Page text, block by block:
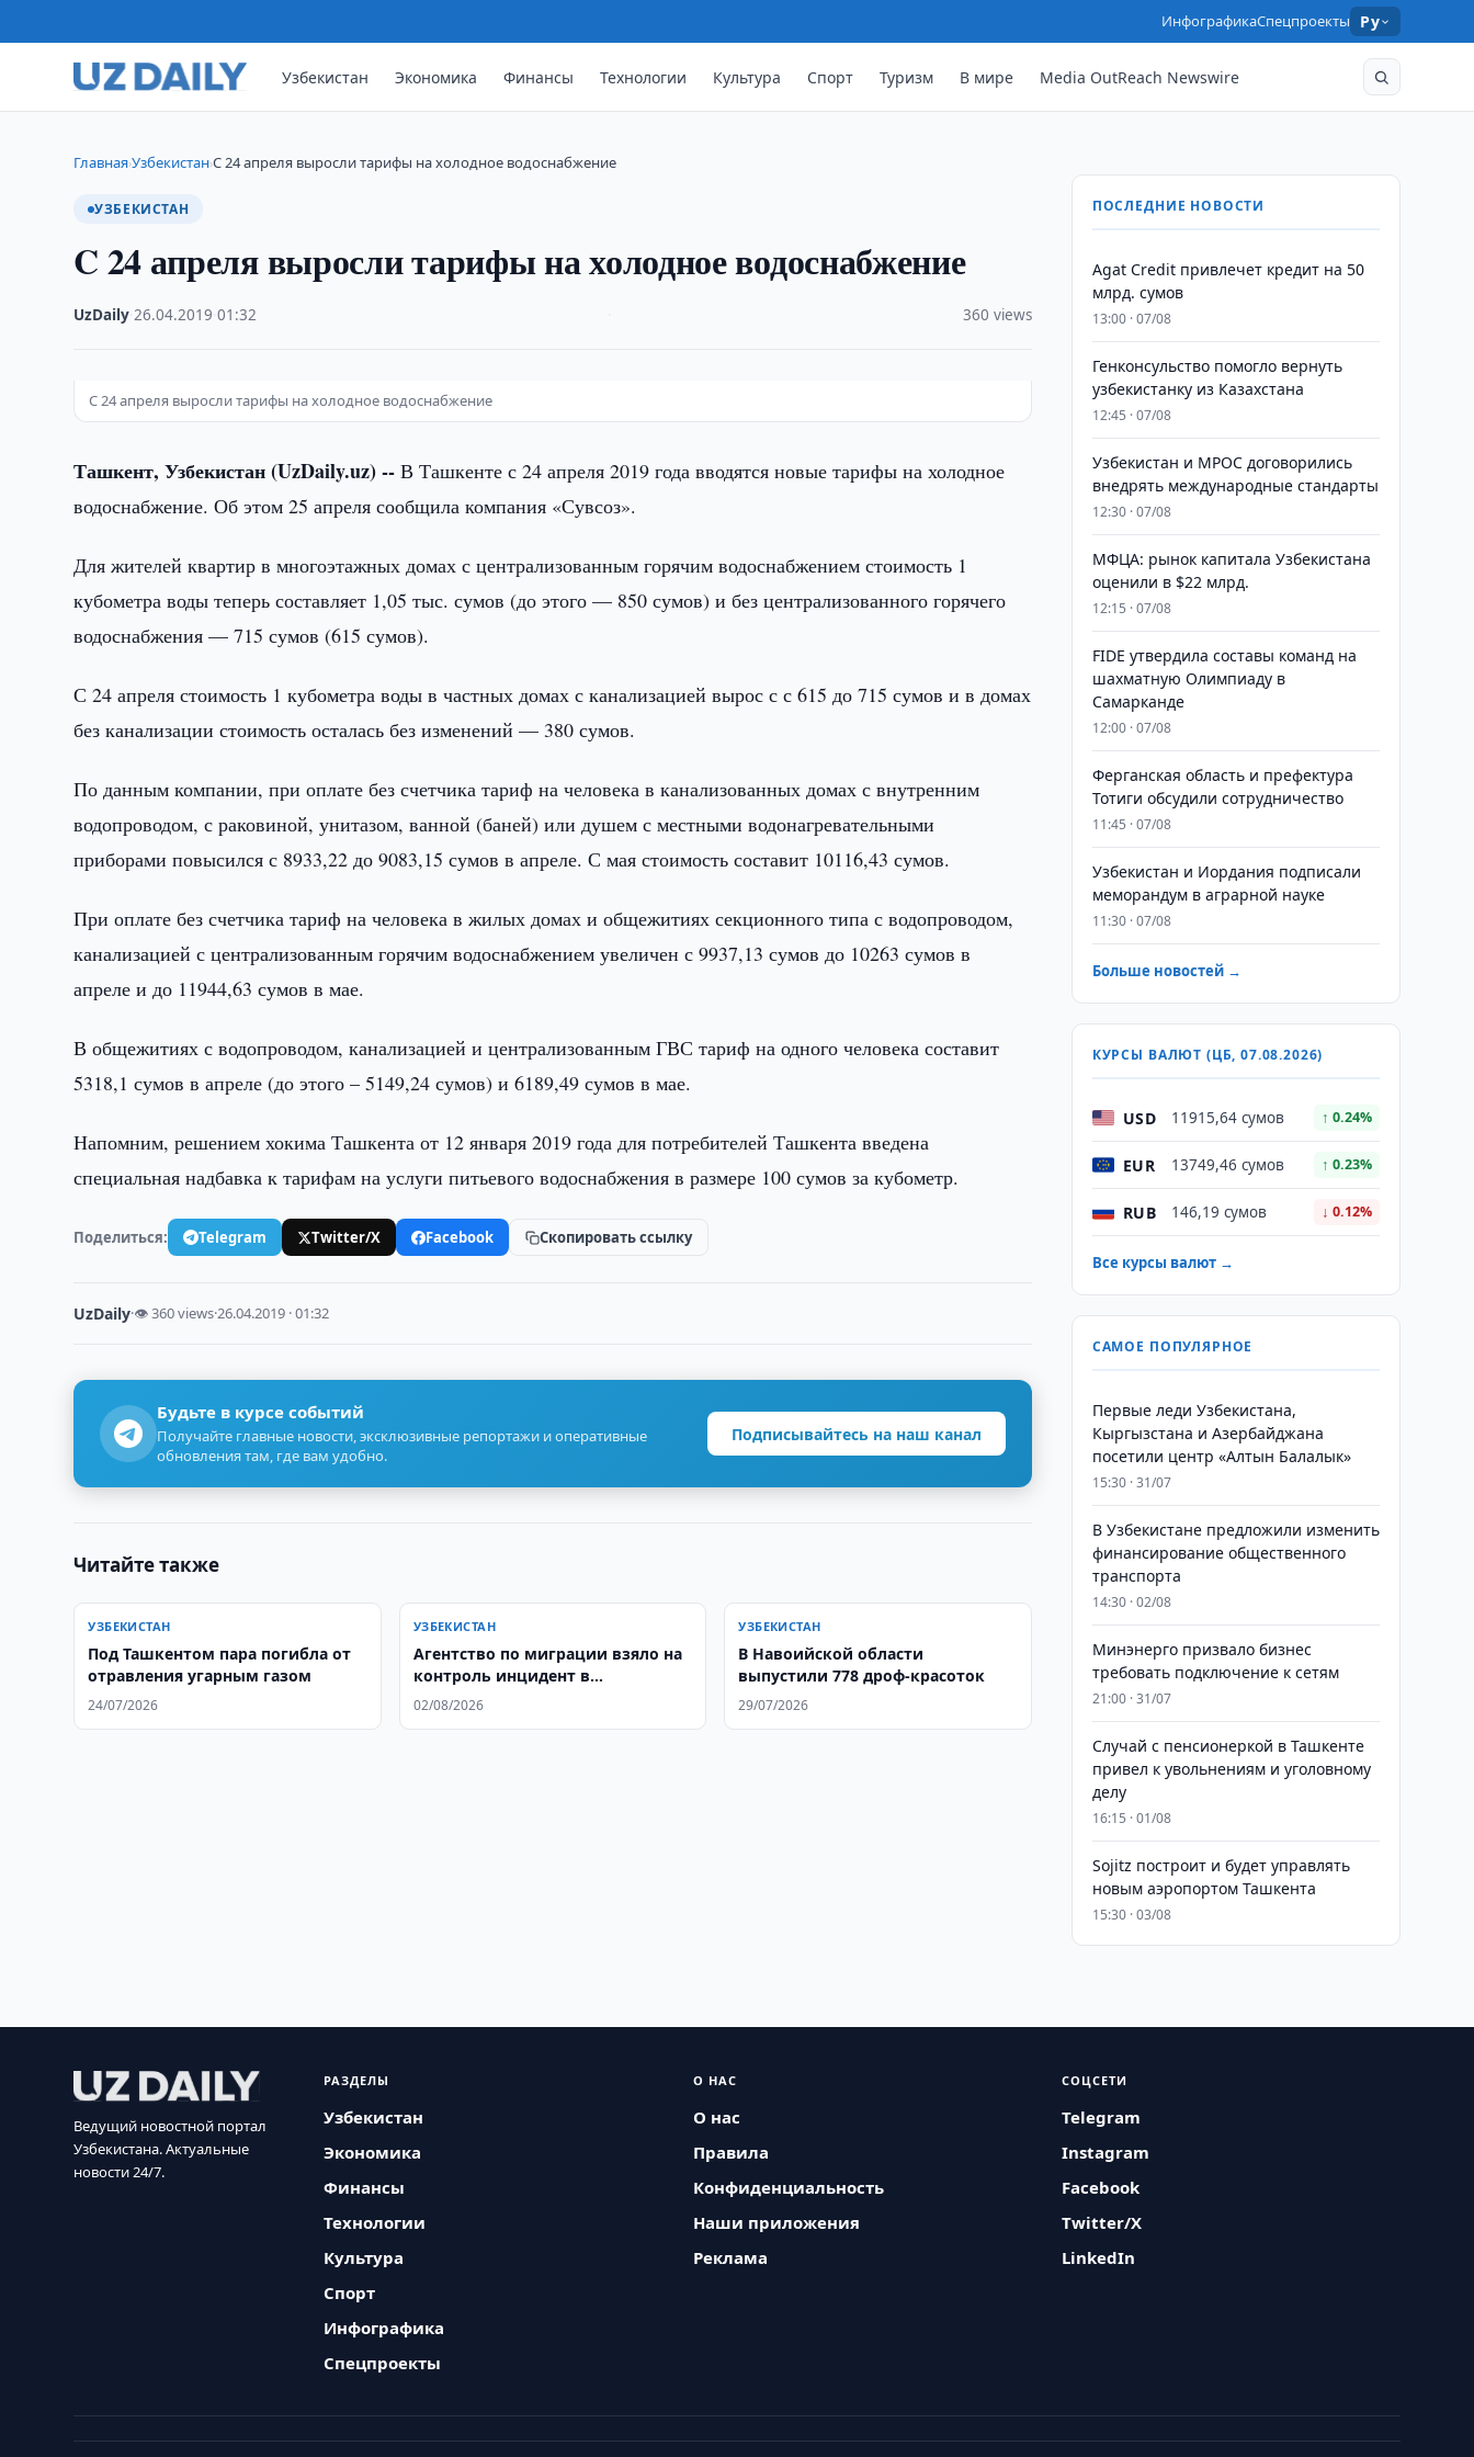
ИнфографикаСпецпроекты Ру
Узбекистан Экономика Финансы Технологии Культура Спорт Туризм В мире Media OutReach Newswire
Главная›Узбекистан›C 24 апреля выросли тарифы на холодное водоснабжение
УЗБЕКИСТАН
C 24 апреля выросли тарифы на холодное водоснабжение
UzDaily ·26.04.2019 ·01:32 360 views
C 24 апреля выросли тарифы на холодное водоснабжение
Ташкент, Узбекистан (UzDaily.uz) -- В Ташкенте с 24 апреля 2019 года вводятся новые тарифы на холодное
водоснабжение. Об этом 25 апреля сообщила компания «Сувсоз».
Для жителей квартир в многоэтажных домах с централизованным горячим водоснабжением стоимость 1
кубометра воды теперь составляет 1,05 тыс. сумов (до этого — 850 сумов) и без централизованного горячего
водоснабжения — 715 сумов (615 сумов).
С 24 апреля стоимость 1 кубометра воды в частных домах с канализацией вырос с с 615 до 715 сумов и в домах
без канализации стоимость осталась без изменений — 380 сумов.
По данным компании, при оплате без счетчика тариф на человека в канализованных домах с внутренним
водопроводом, с раковиной, унитазом, ванной (баней) или душем с местными водонагревательными
приборами повысился с 8933,22 до 9083,15 сумов в апреле. С мая стоимость составит 10116,43 сумов.
При оплате без счетчика тариф на человека в жилых домах и общежитиях секционного типа с водопроводом,
канализацией с централизованным горячим водоснабжением увеличен с 9937,13 сумов до 10263 сумов в
апреле и до 11944,63 сумов в мае.
В общежитиях с водопроводом, канализацией и централизованным ГВС тариф на одного человека составит
5318,1 сумов в апреле (до этого – 5149,24 сумов) и 6189,49 сумов в мае.
Напомним, решением хокима Ташкента от 12 января 2019 года для потребителей Ташкента введена
специальная надбавка к тарифам на услуги питьевого водоснабжения в размере 100 сумов за кубометр.
Поделиться: Telegram Twitter/X Facebook Скопировать ссылку
UzDaily·👁 360 views·26.04.2019 · 01:32
Будьте в курсе событий
Получайте главные новости, эксклюзивные репортажи и оперативные
обновления там, где вам удобно.
Подписывайтесь на наш канал
Читайте также
УЗБЕКИСТАН
Под Ташкентом пара погибла от
отравления угарным газом
24/07/2026
УЗБЕКИСТАН
Агентство по миграции взяло на
контроль инцидент в
Нижегородской области
02/08/2026
УЗБЕКИСТАН
В Навоийской области
выпустили 778 дроф-красоток
29/07/2026
ПОСЛЕДНИЕ НОВОСТИ
Agat Credit привлечет кредит на 50
млрд. сумов
13:00 · 07/08
Генконсульство помогло вернуть
узбекистанку из Казахстана
12:45 · 07/08
Узбекистан и MPOC договорились
внедрять международные стандарты
12:30 · 07/08
МФЦА: рынок капитала Узбекистана
оценили в $22 млрд.
12:15 · 07/08
FIDE утвердила составы команд на
шахматную Олимпиаду в
Самарканде
12:00 · 07/08
Ферганская область и префектура
Тотиги обсудили сотрудничество
11:45 · 07/08
Узбекистан и Иордания подписали
меморандум в аграрной науке
11:30 · 07/08
Больше новостей →
КУРСЫ ВАЛЮТ (ЦБ, 07.08.2026)
USD 11915,64 сумов ↑ 0.24%
EUR 13749,46 сумов ↑ 0.23%
RUB 146,19 сумов ↓ 0.12%
Все курсы валют →
САМОЕ ПОПУЛЯРНОЕ
Первые леди Узбекистана,
Кыргызстана и Азербайджана
посетили центр «Алтын Балалык»
15:30 · 31/07
В Узбекистане предложили изменить
финансирование общественного
транспорта
14:30 · 02/08
Минэнерго призвало бизнес
требовать подключение к сетям
21:00 · 31/07
Случай с пенсионеркой в Ташкенте
привел к увольнениям и уголовному
делу
16:15 · 01/08
Sojitz построит и будет управлять
новым аэропортом Ташкента
15:30 · 03/08
Ведущий новостной портал
Узбекистана. Актуальные
новости 24/7.
РАЗДЕЛЫ
Узбекистан
Экономика
Финансы
Технологии
Культура
Спорт
Инфографика
Спецпроекты
О НАС
О нас
Правила
Конфиденциальность
Наши приложения
Реклама
СОЦСЕТИ
Telegram
Instagram
Facebook
Twitter/X
LinkedIn